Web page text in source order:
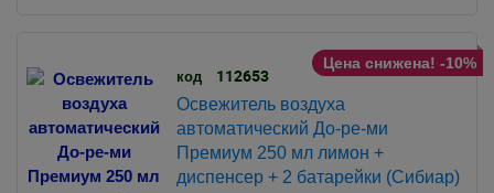
Цена снижена! -10%
код 112653
Освежитель воздуха
автоматический До-ре-ми
Премиум 250 мл лимон +
диспенсер + 2 батарейки (Сибиар)